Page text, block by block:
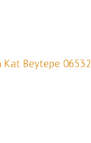
Kat Beytepe 06532